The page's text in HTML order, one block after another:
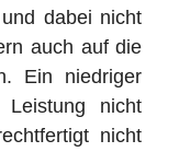
dabei nicht
auch auf die
Ein niedriger
nicht
nicht